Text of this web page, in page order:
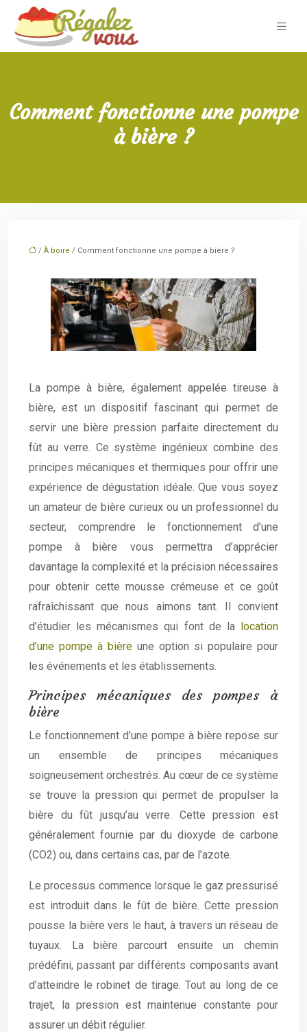
Comment fonctionne une pompe
à bière ?
/ À boire / Comment fonctionne une pompe à bière ?
La pompe à bière, également appelée tireuse à
bière, est un dispositif fascinant qui permet de
servir une bière pression parfaite directement du
fût au verre. Ce système ingénieux combine des
principes mécaniques et thermiques pour offrir une
expérience de dégustation idéale. Que vous soyez
un amateur de bière curieux ou un professionnel du
secteur, comprendre le fonctionnement d’une
pompe à bière vous permettra d’apprécier
davantage la complexité et la précision nécessaires
pour obtenir cette mousse crémeuse et ce goût
rafraîchissant que nous aimons tant. Il convient
d’étudier les mécanismes qui font de la location
d’une pompe à bière une option si populaire pour
les événements et les établissements.
Principes mécaniques des pompes à
bière
Le fonctionnement d’une pompe à bière repose sur
un ensemble de principes mécaniques
soigneusement orchestrés. Au cœur de ce système
se trouve la pression qui permet de propulser la
bière du fût jusqu’au verre. Cette pression est
généralement fournie par du dioxyde de carbone
(CO2) ou, dans certains cas, par de l’azote.
Le processus commence lorsque le gaz pressurisé
est introduit dans le fût de bière. Cette pression
pousse la bière vers le haut, à travers un réseau de
tuyaux. La bière parcourt ensuite un chemin
prédéfini, passant par différents composants avant
d’atteindre le robinet de tirage. Tout au long de ce
trajet, la pression est maintenue constante pour
assurer un débit régulier.